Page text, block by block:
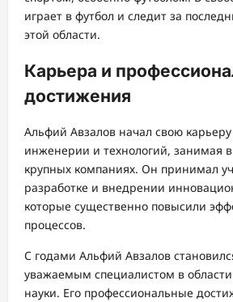
играет в футбол и следит за
этой области.
Карьера и
достижения
Альфий Авзалов начал свою
инженерии и технологий, занимая
крупных компаниях. Он принимал
разработке и внедрении
которые существенно повысили
процессов.
С годами Альфий Авзалов
уважаемым специалистом в
науки. Его профессиональные